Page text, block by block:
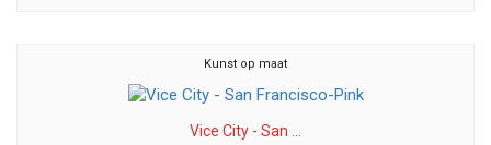
Kunst op maat
Vice City - San ...